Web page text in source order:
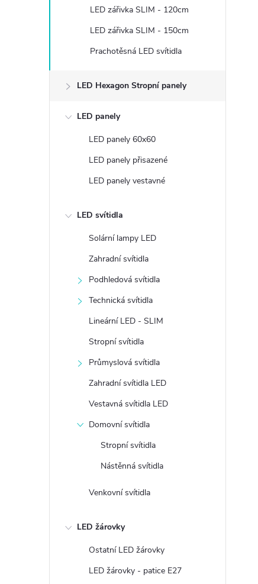
n
LED zářivka SLIM - 120cm
LED zářivka SLIM - 150cm
Prachotěsná LED svítidla
LED Hexagon Stropní panely
LED panely
LED panely 60x60
LED panely přisazené
LED panely vestavné
LED svítidla
Solární lampy LED
Zahradní svítidla
Podhledová svítidla
Technická svítidla
Lineární LED - SLIM
Stropní svítidla
Průmyslová svítidla
Zahradní svítidla LED
Vestavná svítidla LED
Domovní svítidla
Stropní svítidla
Nástěnná svítidla
Venkovní svítidla
LED žárovky
Ostatní LED žárovky
LED žárovky - patice E27